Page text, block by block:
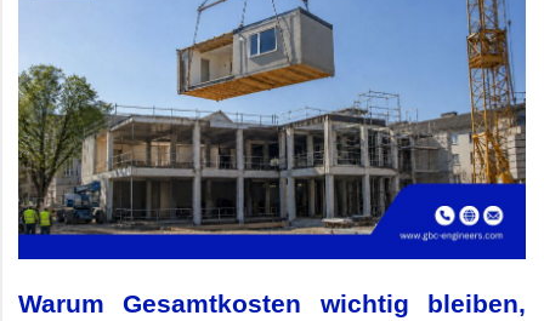
Warum Gesamtkosten wichtig bleiben,